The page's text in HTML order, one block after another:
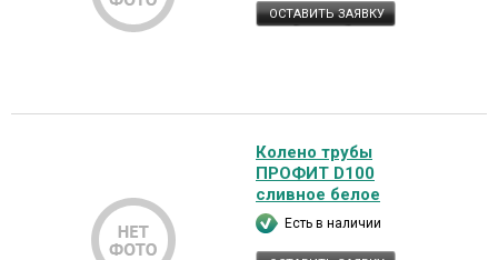
ОСТАВИТЬ ЗАЯВКУ
Колено трубы
ПРОФИТ D100
сливное белое
Есть в наличии